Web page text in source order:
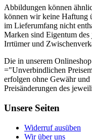
Abbildungen können
können wir keine Haftung
im Lieferumfang nicht
Marken sind Eigentum
Irrtümer und
Die in unserem
="Unverbindlichen
erfolgen ohne Gewähr
Preisänderungen des
Unsere Seiten
Widerruf ausüben
Wir über uns